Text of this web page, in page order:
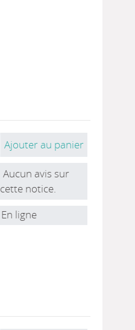
Ajouter au panier
Aucun avis sur
cette notice.
En ligne